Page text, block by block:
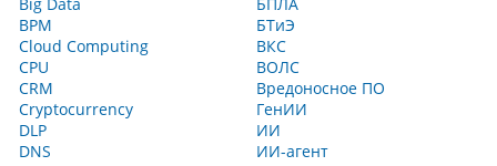
BPM
Cloud Computing
CPU
CRM
Cryptocurrency
DLP
DNS
БТиЭ
ВКС
ВОЛС
Вредоносное ПО
ГенИИ
ИИ
ИИ-агент